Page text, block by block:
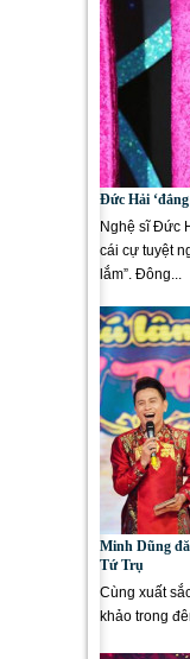
Đức Hải
Nghệ sĩ Đức
cái cự tuyệt
lắm”. Đông...
Minh Dũng
Tứ Trụ
Cùng xuất
khảo trong